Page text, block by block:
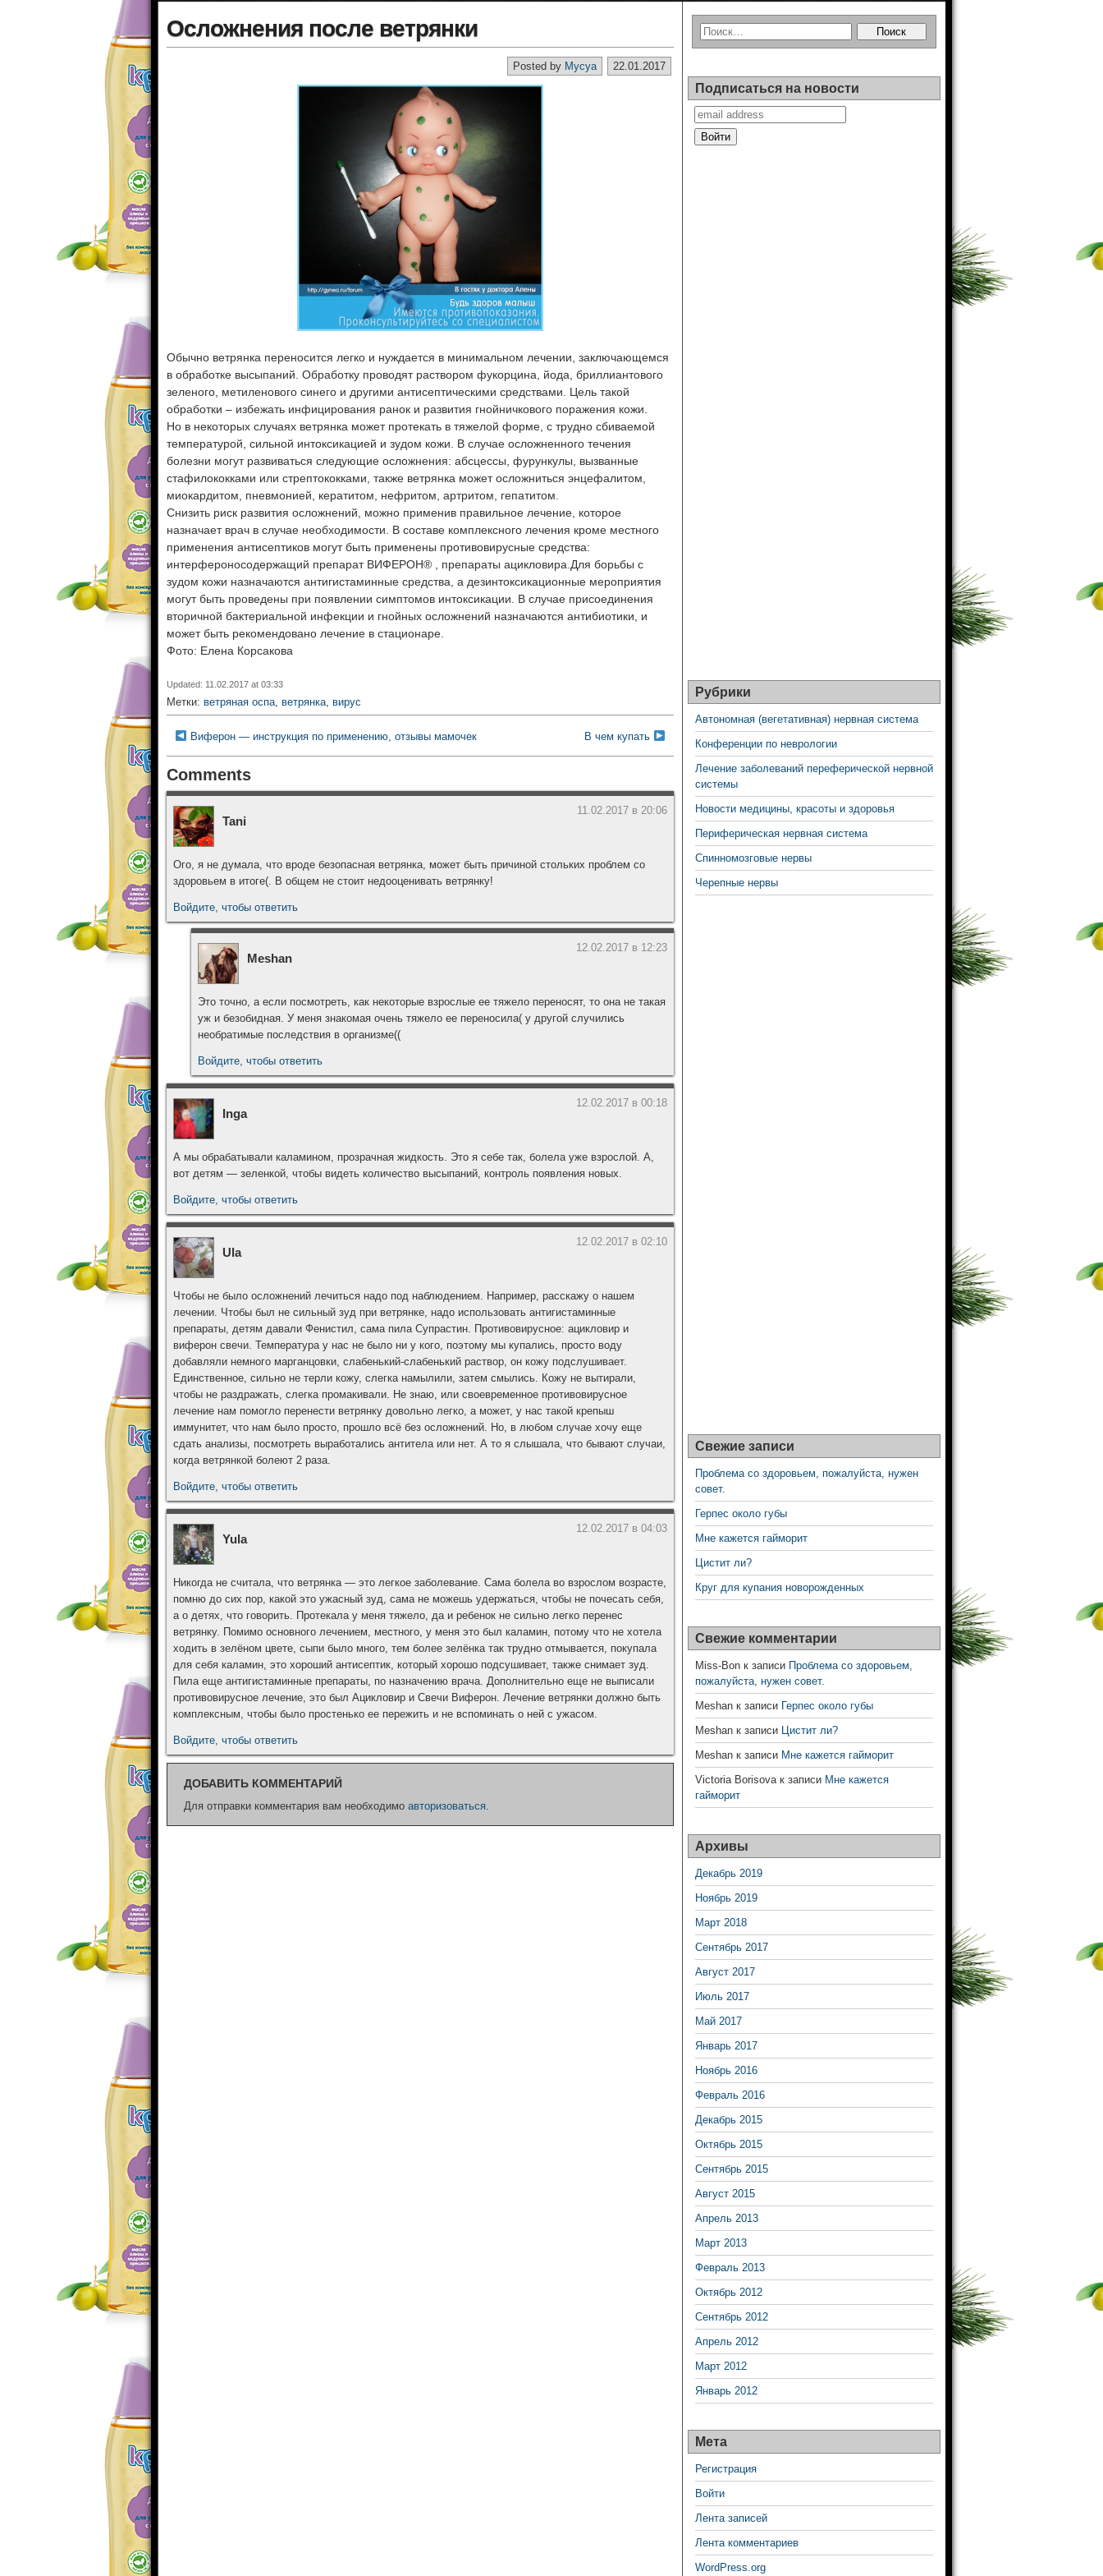
Осложнения после ветрянки
22.01.2017
Posted by Mycya
Обычно ветрянка переносится легко и нуждается в минимальном лечении, заключающемся
в обработке высыпаний. Обработку проводят раствором фукорцина, йода, бриллиантового
зеленого, метиленового синего и другими антисептическими средствами. Цель такой
обработки – избежать инфицирования ранок и развития гнойничкового поражения кожи.
Но в некоторых случаях ветрянка может протекать в тяжелой форме, с трудно сбиваемой
температурой, сильной интоксикацией и зудом кожи. В случае осложненного течения
болезни могут развиваться следующие осложнения: абсцессы, фурункулы, вызванные
стафилококками или стрептококками, также ветрянка может осложниться энцефалитом,
миокардитом, пневмонией, кератитом, нефритом, артритом, гепатитом.
Снизить риск развития осложнений, можно применив правильное лечение, которое
назначает врач в случае необходимости. В составе комплексного лечения кроме местного
применения антисептиков могут быть применены противовирусные средства:
интерфероносодержащий препарат ВИФЕРОН® , препараты ацикловира.Для борьбы с
зудом кожи назначаются антигистаминные средства, а дезинтоксикационные мероприятия
могут быть проведены при появлении симптомов интоксикации. В случае присоединения
вторичной бактериальной инфекции и гнойных осложнений назначаются антибиотики, и
может быть рекомендовано лечение в стационаре.
Фото: Елена Корсакова
Updated: 11.02.2017 at 03:33
Метки: ветряная оспа, ветрянка, вирус
Виферон — инструкция по применению, отзывы мамочек В чем купать
Comments
Tani
11.02.2017 в 20:06
Ого, я не думала, что вроде безопасная ветрянка, может быть причиной стольких проблем со
здоровьем в итоге(. В общем не стоит недооценивать ветрянку!
Войдите, чтобы ответить
Meshan
12.02.2017 в 12:23
Это точно, а если посмотреть, как некоторые взрослые ее тяжело переносят, то она не такая
уж и безобидная. У меня знакомая очень тяжело ее переносила( у другой случились
необратимые последствия в организме((
Войдите, чтобы ответить
Inga
12.02.2017 в 00:18
А мы обрабатывали каламином, прозрачная жидкость. Это я себе так, болела уже взрослой. А,
вот детям — зеленкой, чтобы видеть количество высыпаний, контроль появления новых.
Войдите, чтобы ответить
Ula
12.02.2017 в 02:10
Чтобы не было осложнений лечиться надо под наблюдением. Например, расскажу о нашем
лечении. Чтобы был не сильный зуд при ветрянке, надо использовать антигистаминные
препараты, детям давали Фенистил, сама пила Супрастин. Противовирусное: ацикловир и
виферон свечи. Температура у нас не было ни у кого, поэтому мы купались, просто воду
добавляли немного марганцовки, слабенький-слабенький раствор, он кожу подслушивает.
Единственное, сильно не терли кожу, слегка намылили, затем смылись. Кожу не вытирали,
чтобы не раздражать, слегка промакивали. Не знаю, или своевременное противовирусное
лечение нам помогло перенести ветрянку довольно легко, а может, у нас такой крепыш
иммунитет, что нам было просто, прошло всё без осложнений. Но, в любом случае хочу еще
сдать анализы, посмотреть выработались антитела или нет. А то я слышала, что бывают случаи,
когда ветрянкой болеют 2 раза.
Войдите, чтобы ответить
Yula
12.02.2017 в 04:03
Никогда не считала, что ветрянка — это легкое заболевание. Сама болела во взрослом возрасте,
помню до сих пор, какой это ужасный зуд, сама не можешь удержаться, чтобы не почесать себя,
а о детях, что говорить. Протекала у меня тяжело, да и ребенок не сильно легко перенес
ветрянку. Помимо основного лечением, местного, у меня это был каламин, потому что не хотела
ходить в зелёном цвете, сыпи было много, тем более зелёнка так трудно отмывается, покупала
для себя каламин, это хороший антисептик, который хорошо подсушивает, также снимает зуд.
Пила еще антигистаминные препараты, по назначению врача. Дополнительно еще не выписали
противовирусное лечение, это был Ацикловир и Свечи Виферон. Лечение ветрянки должно быть
комплексным, чтобы было простенько ее пережить и не вспоминать о ней с ужасом.
Войдите, чтобы ответить
ДОБАВИТЬ КОММЕНТАРИЙ
Для отправки комментария вам необходимо авторизоваться.
Подписаться на новости
Рубрики
Автономная (вегетативная) нервная система
Конференции по неврологии
Лечение заболеваний переферической нервной
системы
Новости медицины, красоты и здоровья
Периферическая нервная система
Спинномозговые нервы
Черепные нервы
Свежие записи
Проблема со здоровьем, пожалуйста, нужен
совет.
Герпес около губы
Мне кажется гайморит
Цистит ли?
Круг для купания новорожденных
Свежие комментарии
Miss-Bon к записи Проблема со здоровьем,
пожалуйста, нужен совет.
Meshan к записи Герпес около губы
Meshan к записи Цистит ли?
Meshan к записи Мне кажется гайморит
Victoria Borisovaк записи Мне кажется
гайморит
Архивы
Декабрь 2019
Ноябрь 2019
Март 2018
Сентябрь 2017
Август 2017
Июль 2017
Май 2017
Январь 2017
Ноябрь 2016
Февраль 2016
Декабрь 2015
Октябрь 2015
Сентябрь 2015
Август 2015
Апрель 2013
Март 2013
Февраль 2013
Октябрь 2012
Сентябрь 2012
Апрель 2012
Март 2012
Январь 2012
Мета
Регистрация
Войти
Лента записей
Лента комментариев
WordPress.org